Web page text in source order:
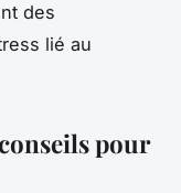
des
lié au
pour